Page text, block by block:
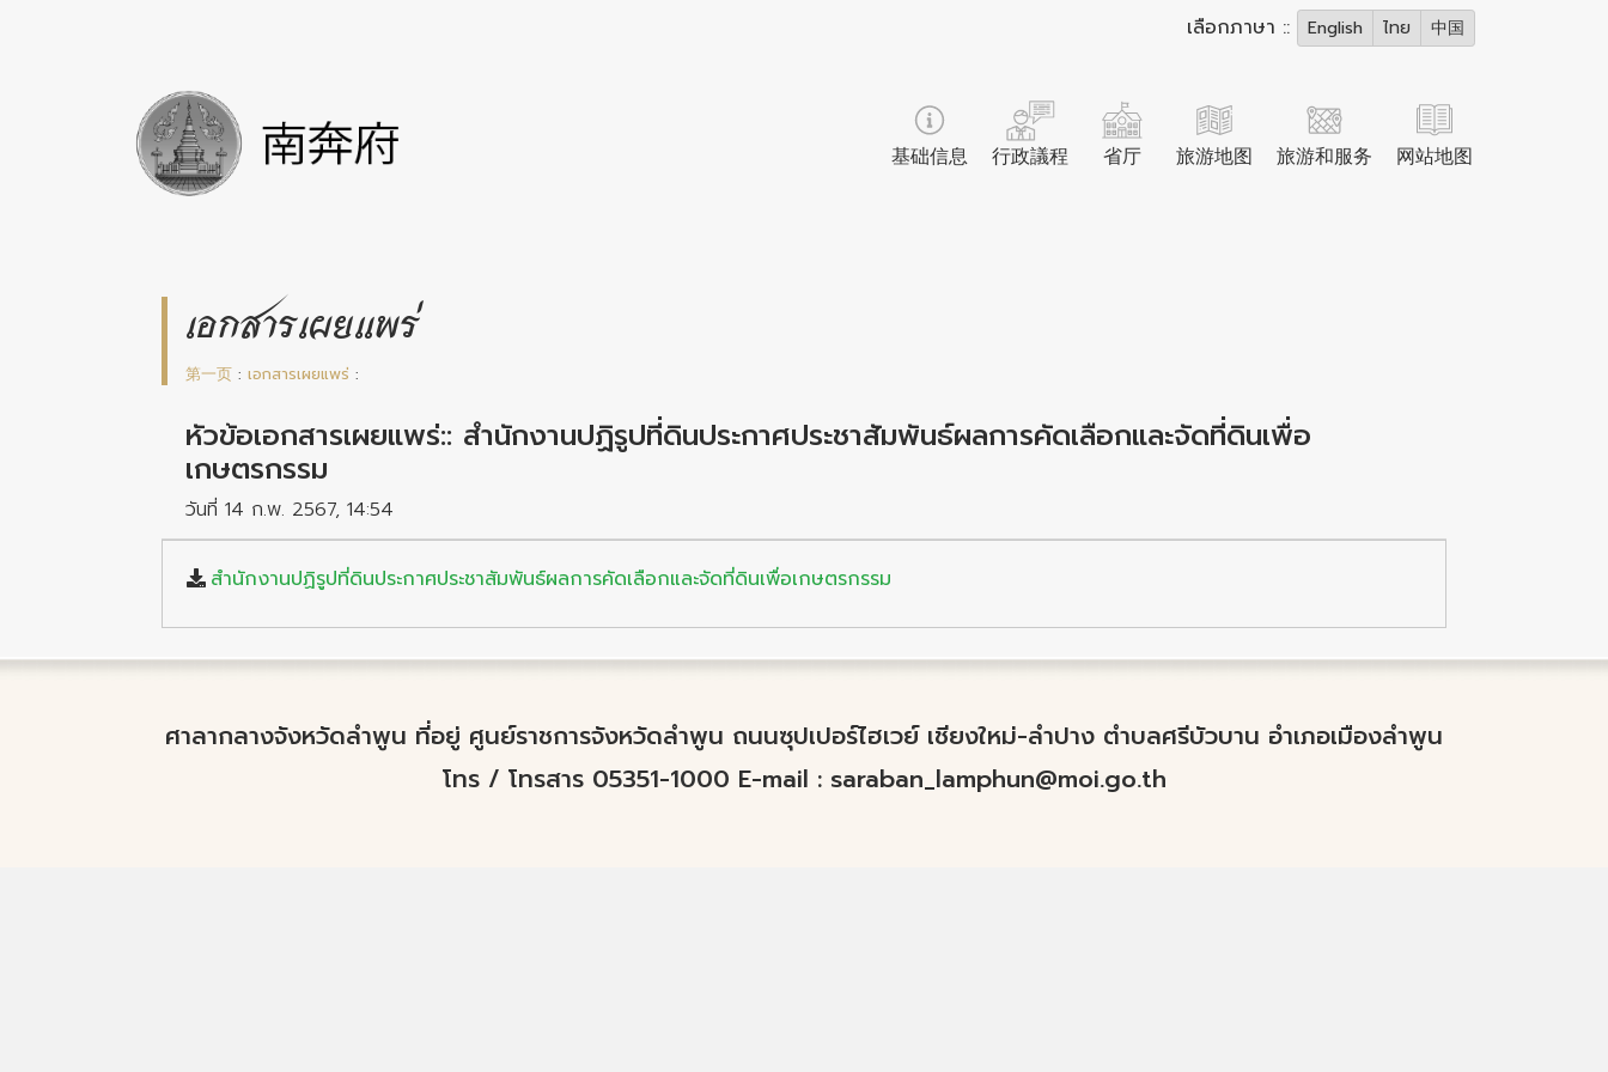
เลือกภาษา :: English ไทย 中国
基础信息 行政議程 省厅 旅游地图 旅游和服务 网站地图
เอกสารเผยแพร่
第一页 : เอกสารเผยแพร่ :
หัวข้อเอกสารเผยแพร่:: สำนักงานปฏิรูปที่ดินประกาศประชาสัมพันธ์ผลการคัดเลือกและจัดที่ดินเพื่อ
เกษตรกรรม
วันที่ 14 ก.พ. 2567, 14:54
สำนักงานปฏิรูปที่ดินประกาศประชาสัมพันธ์ผลการคัดเลือกและจัดที่ดินเพื่อเกษตรกรรม
ศาลากลางจังหวัดลำพูน ที่อยู่ ศูนย์ราชการจังหวัดลำพูน ถนนซุปเปอร์ไฮเวย์ เชียงใหม่-ลำปาง ตำบลศรีบัวบาน อำเภอเมืองลำพูน
โทร / โทรสาร 05351-1000 E-mail : saraban_lamphun@moi.go.th